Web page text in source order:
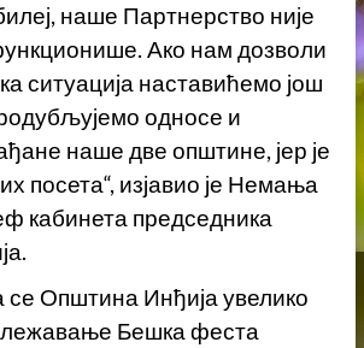
наше Партнерство није
Ако нам дозволи
ситуација наставићемо још
односе и
наше две општине, јер је
посета“, изјавио је Немања
кабинета председника
се Општина Инђија увелико
Бешка феста